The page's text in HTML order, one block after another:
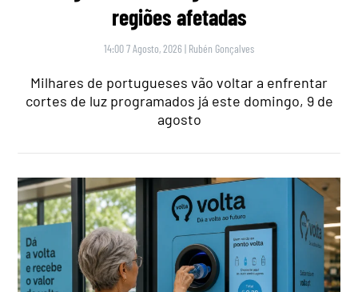
regiões afetadas
14:00 7 Agosto, 2026 | Rubén Gonçalves
Milhares de portugueses vão voltar a enfrentar
cortes de luz programados já este domingo, 9 de
agosto